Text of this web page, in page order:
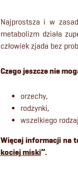
Najprostsza i w
metabolizm działa
człowiek zjada bez
Czego jeszcze nie
orzechy,
rodzynki,
wszelkiego
Więcej informacji na
kociej miski”.